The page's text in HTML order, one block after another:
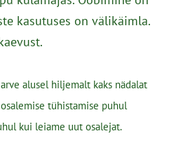
kasutuses on välikäimla.
alusel hiljemalt kaks nädalat
tühistamise puhul
kui leiame uut osalejat.